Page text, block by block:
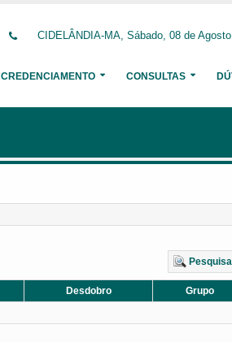
CIDELÂNDIA-MA, Sábado, 08 de
CREDENCIAMENTO CONSULTAS
Desdobro
Grupo